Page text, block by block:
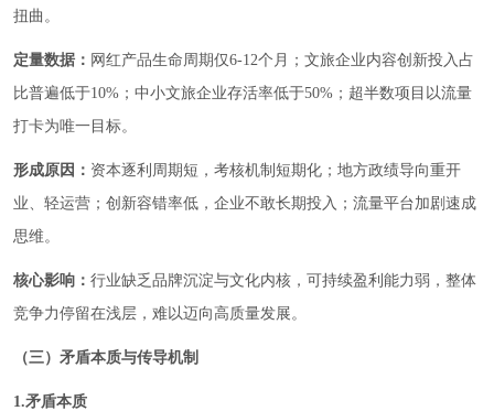
扭曲。
定量数据： 网红产品生命周期仅6-12个月；文旅企业内容创新投入占
比普遍低于10%；中小文旅企业存活率低于50%；超半数项目以流量
打卡为唯一目标。
形成原因： 资本逐利周期短，考核机制短期化；地方政绩导向重开
业、轻运营；创新容错率低，企业不敢长期投入；流量平台加剧速成
思维。
核心影响： 行业缺乏品牌沉淀与文化内核，可持续盈利能力弱，整体
竞争力停留在浅层，难以迈向高质量发展。
（三）矛盾本质与传导机制
1.矛盾本质